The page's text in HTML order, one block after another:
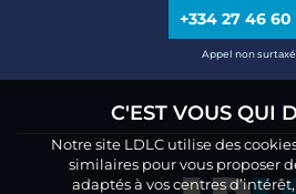
+334 27 46
Appel non surtaxé
C'EST VOUS QUI
Notre site LDLC utilise des
similaires pour vous proposer
adaptés à vos centres